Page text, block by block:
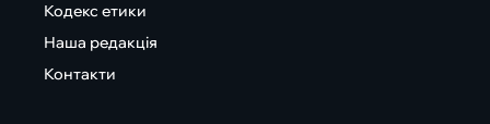
Кодекс етики
Наша редакція
Контакти